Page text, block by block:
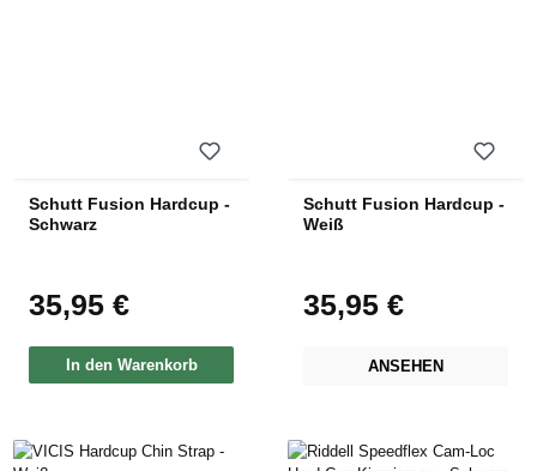
Schutt Fusion Hardcup -
Schwarz
Regulärer Preis:
35,95 €
In den Warenkorb
Schutt Fusion Hardcup -
Weiß
Regulärer Preis:
35,95 €
ANSEHEN